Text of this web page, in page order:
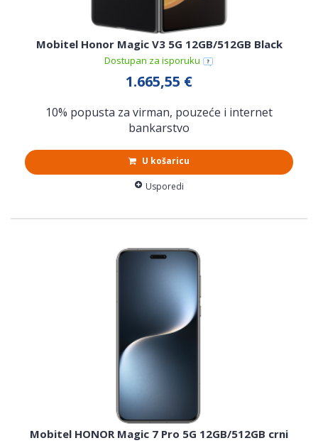
Mobitel Honor Magic V3 5G 12GB/512GB Black
Dostupan za isporuku
1.665,55 €
10% popusta za virman, pouzeće i internet
bankarstvo
U košaricu
Usporedi
Mobitel HONOR Magic 7 Pro 5G 12GB/512GB crni